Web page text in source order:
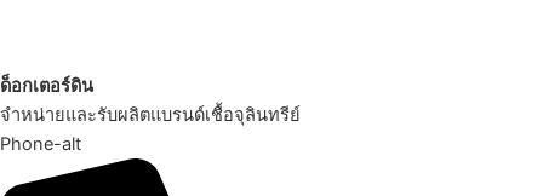
ด็อกเตอร์ดิน
จำหน่ายและรับผลิตแบรนด์เชื้อจุลินทรีย์
Phone-alt